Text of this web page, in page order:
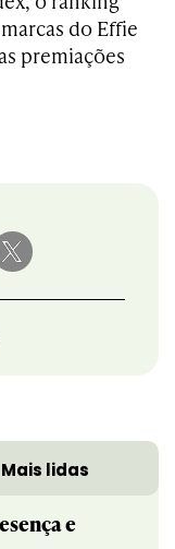
do Effie
premiações
Mais lidas
e